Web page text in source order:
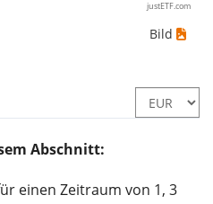
justETF.com
Bild
Abschnitt:
einen Zeitraum von 1, 3